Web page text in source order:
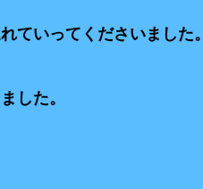
ていってくださいました。
した。